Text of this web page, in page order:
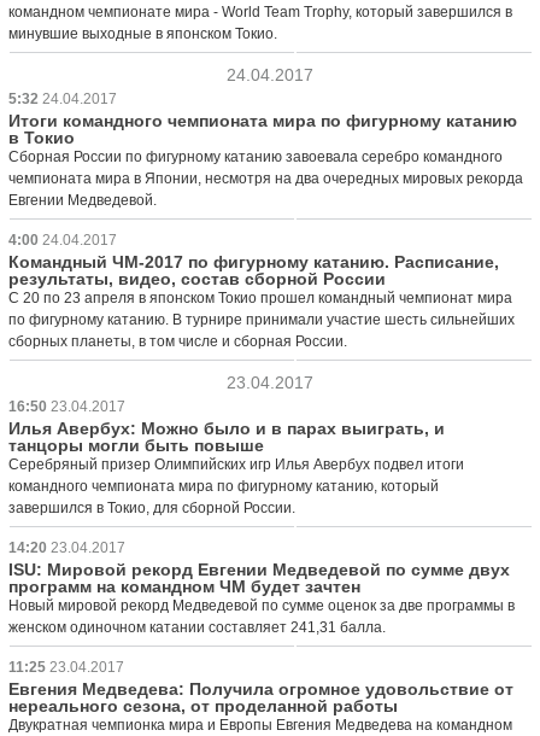
командном чемпионате мира - World Team Trophy, который завершился в
минувшие выходные в японском Токио.
24.04.2017
5:32 24.04.2017
Итоги командного чемпионата мира по фигурному катанию
в Токио
Сборная России по фигурному катанию завоевала серебро командного
чемпионата мира в Японии, несмотря на два очередных мировых рекорда
Евгении Медведевой.
4:00 24.04.2017
Командный ЧМ-2017 по фигурному катанию. Расписание,
результаты, видео, состав сборной России
С 20 по 23 апреля в японском Токио прошел командный чемпионат мира
по фигурному катанию. В турнире принимали участие шесть сильнейших
сборных планеты, в том числе и сборная России.
23.04.2017
16:50 23.04.2017
Илья Авербух: Можно было и в парах выиграть, и
танцоры могли быть повыше
Серебряный призер Олимпийских игр Илья Авербух подвел итоги
командного чемпионата мира по фигурному катанию, который
завершился в Токио, для сборной России.
14:20 23.04.2017
ISU: Мировой рекорд Евгении Медведевой по сумме двух
программ на командном ЧМ будет зачтен
Новый мировой рекорд Медведевой по сумме оценок за две программы в
женском одиночном катании составляет 241,31 балла.
11:25 23.04.2017
Евгения Медведева: Получила огромное удовольствие от
нереального сезона, от проделанной работы
Двукратная чемпионка мира и Европы Евгения Медведева на командном